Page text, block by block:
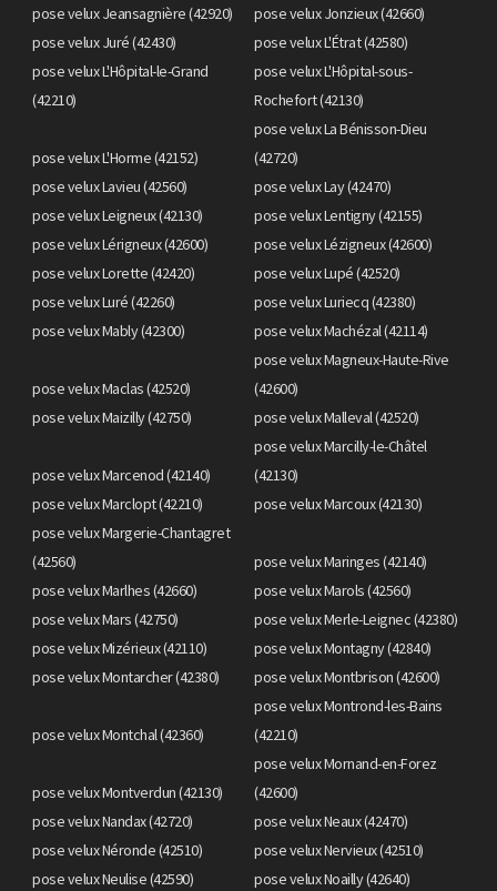
pose velux Jeansagnière (42920)
pose velux Jonzieux (42660)
pose velux Juré (42430)
pose velux L'Étrat (42580)
pose velux L'Hôpital-le-Grand
(42210)
pose velux L'Hôpital-sous-
Rochefort (42130)
pose velux L'Horme (42152)
pose velux La Bénisson-Dieu
(42720)
pose velux Lavieu (42560)
pose velux Lay (42470)
pose velux Leigneux (42130)
pose velux Lentigny (42155)
pose velux Lérigneux (42600)
pose velux Lézigneux (42600)
pose velux Lorette (42420)
pose velux Lupé (42520)
pose velux Luré (42260)
pose velux Luriecq (42380)
pose velux Mably (42300)
pose velux Machézal (42114)
pose velux Maclas (42520)
pose velux Magneux-Haute-Rive
(42600)
pose velux Maizilly (42750)
pose velux Malleval (42520)
pose velux Marcenod (42140)
pose velux Marcilly-le-Châtel
(42130)
pose velux Marclopt (42210)
pose velux Marcoux (42130)
pose velux Margerie-Chantagret
(42560)
pose velux Maringes (42140)
pose velux Marlhes (42660)
pose velux Marols (42560)
pose velux Mars (42750)
pose velux Merle-Leignec (42380)
pose velux Mizérieux (42110)
pose velux Montagny (42840)
pose velux Montarcher (42380)
pose velux Montbrison (42600)
pose velux Montchal (42360)
pose velux Montrond-les-Bains
(42210)
pose velux Montverdun (42130)
pose velux Mornand-en-Forez
(42600)
pose velux Nandax (42720)
pose velux Neaux (42470)
pose velux Néronde (42510)
pose velux Nervieux (42510)
pose velux Neulise (42590)
pose velux Noailly (42640)